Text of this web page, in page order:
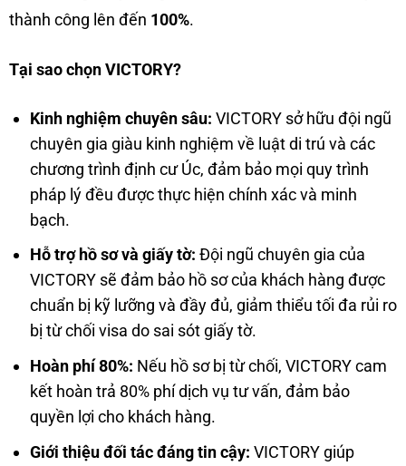
thành công lên đến 100%.
Tại sao chọn VICTORY?
Kinh nghiệm chuyên sâu: VICTORY sở hữu đội ngũ
chuyên gia giàu kinh nghiệm về luật di trú và các
chương trình định cư Úc, đảm bảo mọi quy trình
pháp lý đều được thực hiện chính xác và minh
bạch.
Hỗ trợ hồ sơ và giấy tờ: Đội ngũ chuyên gia của
VICTORY sẽ đảm bảo hồ sơ của khách hàng được
chuẩn bị kỹ lưỡng và đầy đủ, giảm thiểu tối đa rủi ro
bị từ chối visa do sai sót giấy tờ.
Hoàn phí 80%: Nếu hồ sơ bị từ chối, VICTORY cam
kết hoàn trả 80% phí dịch vụ tư vấn, đảm bảo
quyền lợi cho khách hàng.
Giới thiệu đối tác đáng tin cậy: VICTORY giúp